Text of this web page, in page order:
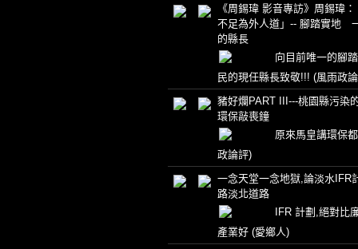
《周錫瑋 影音專訪》周錫瑋
不足為外人道」-- 腳踏實地
的縣長
向目前唯一的腳
民的現任縣長致敬!!! (風雨政
豬好爛PART III---桃園縣污染
環保敲喪鐘
原來馬皇講環保
政論評)
一念天堂一念地獄,論淡水IFR
路淡北道路
IFR 計劃,絕對比
產業好 (愛鄉人)